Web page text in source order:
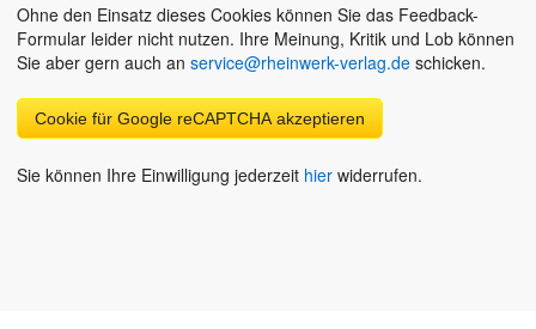
Ohne den Einsatz dieses Cookies können Sie das Feedback-
Formular leider nicht nutzen. Ihre Meinung, Kritik und Lob können
Sie aber gern auch an service@rheinwerk-verlag.de schicken.
Cookie für Google reCAPTCHA akzeptieren
Sie können Ihre Einwilligung jederzeit hier widerrufen.